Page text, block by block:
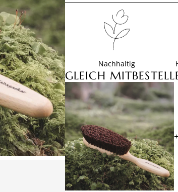
Nachhaltig
GLEICH
+